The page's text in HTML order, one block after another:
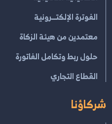
الفوترة الإلكتــرونية
معتمدين من هيئة الزكاة
حلول ربط وتكامل الفاتورة
القطاع التجاري
شركاؤنا